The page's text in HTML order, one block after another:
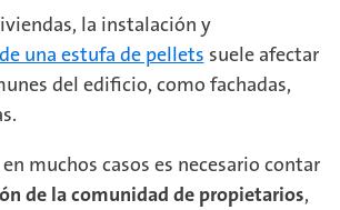
la instalación y
una estufa de pellets suele afectar
del edificio, como fachadas,
muchos casos es necesario contar
de la comunidad de propietarios,